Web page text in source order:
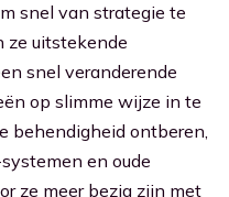
snel van strategie te
ze uitstekende
snel veranderende
op slimme wijze in te
behendigheid ontberen,
en oude
ze meer bezig zijn met